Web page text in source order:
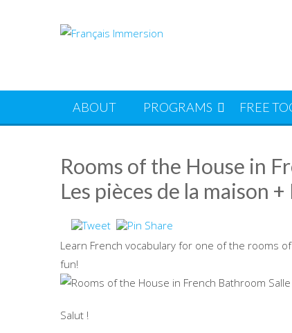
ABOUT PROGRAMS FREE
Rooms of the House in
Les pièces de la maison
Learn French vocabulary for one of the rooms
fun!
Salut !